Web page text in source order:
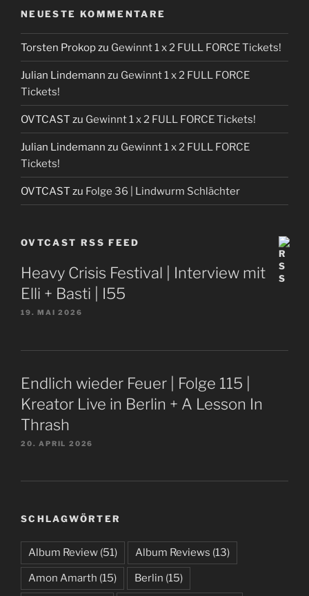
NEUESTE KOMMENTARE
Torsten Prokopzu Gewinnt 1 x 2 FULL FORCE Tickets!
Julian Lindemann zu Gewinnt 1 x 2 FULL FORCE
Tickets!
OVTCAST zu Gewinnt 1 x 2 FULL FORCE Tickets!
Julian Lindemann zu Gewinnt 1 x 2 FULL FORCE
Tickets!
OVTCAST zu Folge 36 | Lindwurm Schlächter
OVTCAST RSS FEED
Heavy Crisis Festival | Interview mit
Elli + Basti | I55
19. MAI 2026
Endlich wieder Feuer | Folge 115 |
Kreator Live in Berlin + A Lesson In
Thrash
20. APRIL 2026
SCHLAGWÖRTER
Album Review (51) Album Reviews (13)
Amon Amarth (15) Berlin (15)